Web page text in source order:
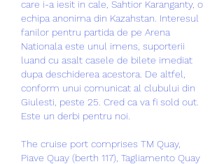
care i-a iesit in cale, Sahtior Karanganty, o
echipa anonima din Kazahstan. Interesul
fanilor pentru partida de pe Arena
Nationala este unul imens, suporterii
luand cu asalt casele de bilete imediat
dupa deschiderea acestora. De altfel,
conform unui comunicat al clubului din
Giulesti, peste 25. Cred ca va fi sold out.
Este un derbi pentru noi.
The cruise port comprises TM Quay,
Piave Quay (berth 117), Tagliamento Quay